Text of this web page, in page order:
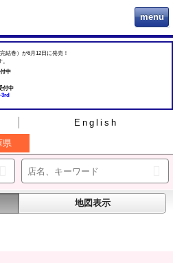
menu
結巻）が6月12日に発売！
中
付中
English
県
地図表示